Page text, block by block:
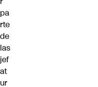
pa
rte
de
las
jef
at
ur